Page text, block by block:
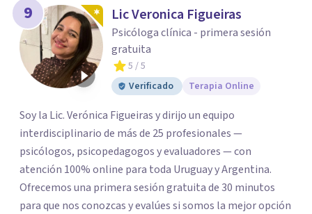
9 Lic Veronica Figueiras
Psicóloga clínica - primera sesión
gratuita
5 / 5
Verificado
Terapia Online
Soy la Lic. Verónica Figueiras y dirijo un equipo
interdisciplinario de más de 25 profesionales —
psicólogos, psicopedagogos y evaluadores — con
atención 100% online para toda Uruguay y Argentina.
Ofrecemos una primera sesión gratuita de 30 minutos
para que nos conozcas y evalúes si somos la mejor opción